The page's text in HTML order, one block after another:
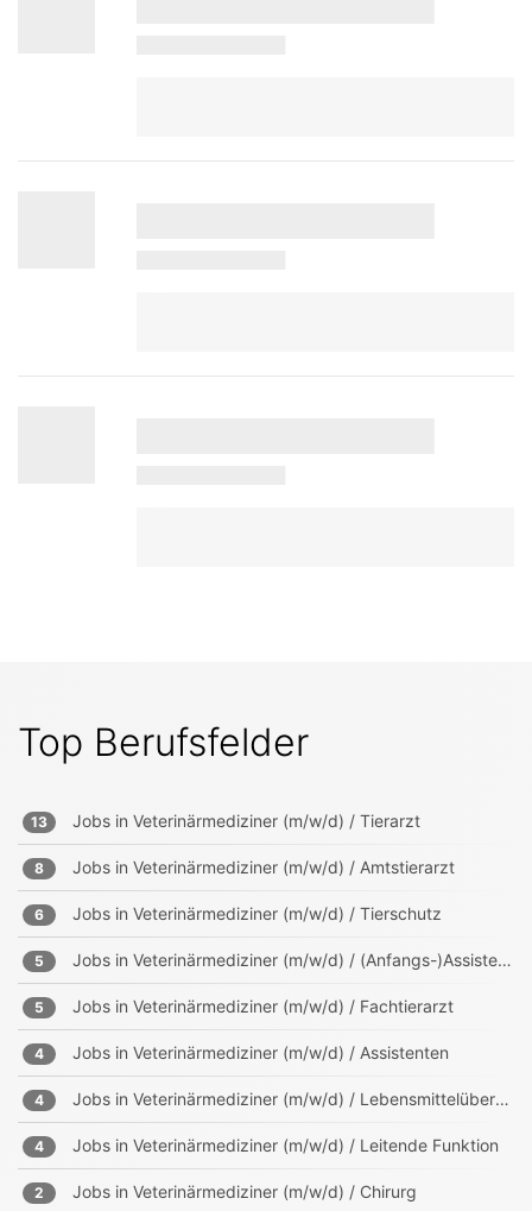
Top Berufsfelder
13 Jobs in Veterinärmediziner (m/w/d) / Tierarzt
8 Jobs in Veterinärmediziner (m/w/d) / Amtstierarzt
6 Jobs in Veterinärmediziner (m/w/d) / Tierschutz
5 Jobs in Veterinärmediziner (m/w/d) / (Anfangs-)Assistenten
5 Jobs in Veterinärmediziner (m/w/d) / Fachtierarzt
4 Jobs in Veterinärmediziner (m/w/d) / Assistenten
4 Jobs in Veterinärmediziner (m/w/d) / Lebensmittelüberwachung
4 Jobs in Veterinärmediziner (m/w/d) / Leitende Funktion
2 Jobs in Veterinärmediziner (m/w/d) / Chirurg